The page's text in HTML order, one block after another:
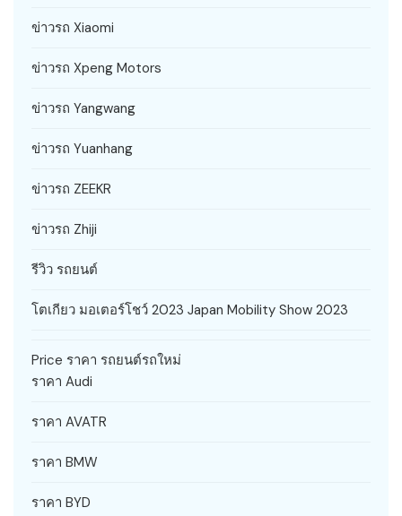
ข่าวรถ Xiaomi
ข่าวรถ Xpeng Motors
ข่าวรถ Yangwang
ข่าวรถ Yuanhang
ข่าวรถ ZEEKR
ข่าวรถ Zhiji
รีวิว รถยนต์
โตเกียว มอเตอร์โชว์ 2023 Japan Mobility Show 2023
Price ราคา รถยนต์รถใหม่
ราคา Audi
ราคา AVATR
ราคา BMW
ราคา BYD